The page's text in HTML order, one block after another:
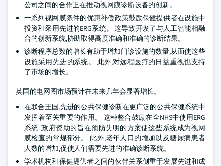
公司之间的合作正在推动视网膜诊断设备的创新。
一系列视网膜条件的优惠补偿政策鼓励保健提供者在设施中
投资和采用先进的ERG系统。 这导致开发了与人工智能相融
合的创新系统,协助取得高度准确和准确的诊断结果。
诊断程序总数的增长有助于增加门诊设施的数量,从而使这些
设施采用先进的系统。 此外,对远程医疗的日益重视也支持
了市场的增长。
英国的电网图市场预计在未来几年会显著增长。
在联合王国,先进的公共保健诊断在更广泛的公共保健系统中
发挥着至关重要的作用。 这种整合鼓励在全NHS中使用ERG
系统. 政府资助的旨在预防失明的方案使这些系统成为视网
膜检查的常规部分。 此外,老年人口的增加以及糖尿病患者
人数的增加,促使人们需要先进的准确诊断系统。
学术机构和保健提供者之间的伙伴关系侧重于发展先进和成